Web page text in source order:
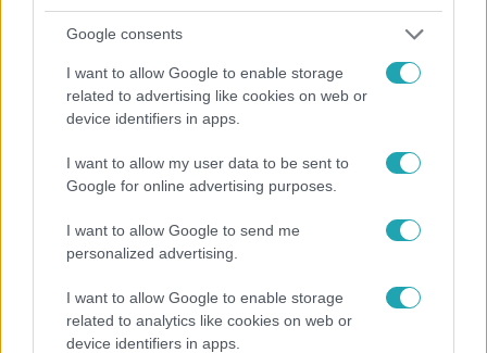
Google consents
I want to allow Google to enable storage
related to advertising like cookies on web or
device identifiers in apps.
I want to allow my user data to be sent to
Google for online advertising purposes.
I want to allow Google to send me
personalized advertising.
I want to allow Google to enable storage
related to analytics like cookies on web or
device identifiers in apps.
Titokban nyomtatták ki, a sikerlisták élére került a
kritikus Orbán-könyv